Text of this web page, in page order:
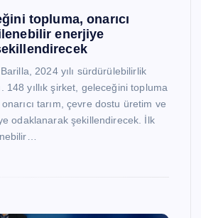
topluma, onarıcı
enerjiye
2024 yılı sürdürülebilirlik
148 yıllık şirket, geleceğini topluma
tarım, çevre dostu üretim ve
odaklanarak şekillendirecek. İlk